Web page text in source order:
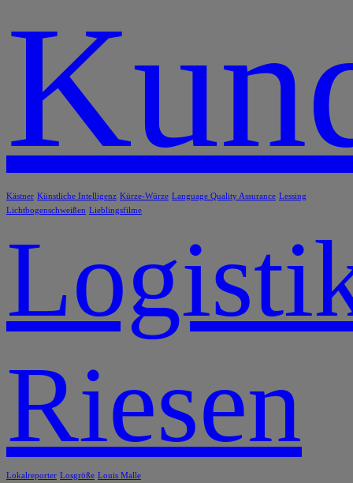
Kästner Künstliche Intelligenz Kürze-Würze Language Quality Assurance Lessing
Lichtbogenschweißen Lieblingsfilme
Riesen
Lokalreporter Losgröße Louis Malle